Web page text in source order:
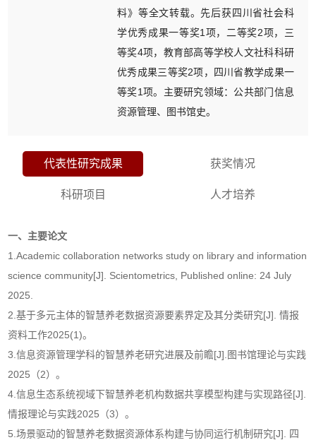
料》等全文转载。先后获四川省社会科
学优秀成果一等奖1项，二等奖2项，三
等奖4项，教育部高等学校人文社科科研
优秀成果三等奖2项，四川省教学成果一
等奖1项。主要研究领域：公共部门信息
资源管理、图书馆史。
代表性研究成果 获奖情况
科研项目 人才培养
一、主要论文
1.Academic collaboration networks study on library and information
science community[J]. Scientometrics, Published online: 24 July
2025.
2.基于多元主体的智慧养老数据资源要素界定及其分类研究[J]. 情报
资料工作2025(1)。
3.信息资源管理学科的智慧养老研究进展及前瞻[J].图书馆理论与实践
2025（2）。
4.信息生态系统视域下智慧养老机构数据共享模型构建与实现路径[J].
情报理论与实践2025（3）。
5.场景驱动的智慧养老数据资源体系构建与协同运行机制研究[J]. 四